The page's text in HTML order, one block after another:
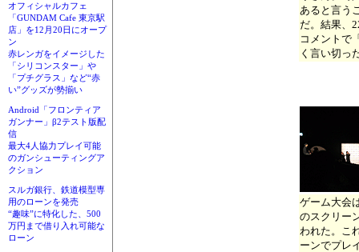
オフィシャルカフェ
「GUNDAM Cafe 東京駅
店」を12月20日にオープ
ン
赤レンガをイメージした
「シリコンスター」や
「プチグラス」など“赤
い”グッズが勢揃い
Android「フロンティア
ガンナー」β2テスト版配
信
最大4人協力プレイ可能
のガンシューティングア
クション
スルガ銀行、鉄道模型専
用のローンを発売
“趣味”に特化した、500
万円まで借り入れ可能な
ローン
あると言う
だ。結果、
コメントで
く言い切っ
ゲーム大会
のスクリー
われた。こ
ーンでプレ